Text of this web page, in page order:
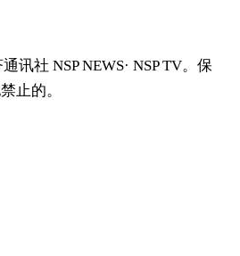
讯社 NSP NEWS· NSP TV。保
止的。